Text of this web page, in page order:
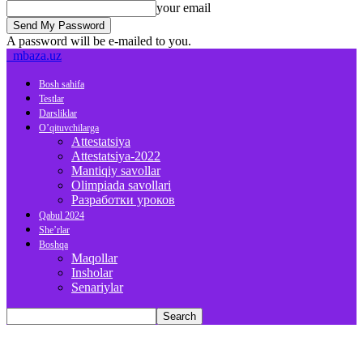
your email
A password will be e-mailed to you.
mbaza.uz
Bosh sahifa
Testlar
Darsliklar
O’qituvchilarga
Attestatsiya
Attestatsiya-2022
Mantiqiy savollar
Olimpiada savollari
Разработки уроков
Qabul 2024
She’rlar
Boshqa
Maqollar
Insholar
Senariylar